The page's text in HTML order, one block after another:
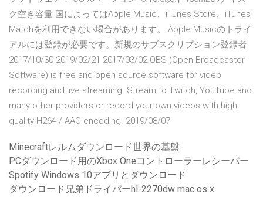
ク空き容量 国によってはApple Music、iTunes Store、iTunes
Matchを利用できない場合があります。 Apple Musicのトライ
アルには登録が必要です。新規のサブスクリプション登録者
2017/10/30 2019/02/21 2017/03/02 OBS (Open Broadcaster
Software) is free and open source software for video
recording and live streaming. Stream to Twitch, YouTube and
many other providers or record your own videos with high
quality H264 / AAC encoding. 2019/08/07
Minecraftレルムダウンロード世界の基盤
PCダウンロード用のXbox Oneコントローラーレシーバー
Spotify Windows 10アプリとダウンロード
ダウンロード兄弟ドライバーhl-2270dw mac os x